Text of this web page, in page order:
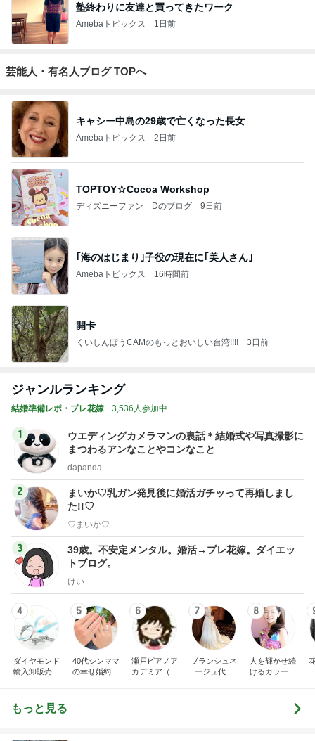
塾終わりに友達と買ってきたワーク
Amebaトピックス 1日前
芸能人・有名人ブログ TOPへ
キャシー中島の29歳で亡くなった長女
Amebaトピックス 2日前
TOPTOY☆Cocoa Workshop
ディズニーファン Dのブログ 9日前
｢海のはじまり｣子役の現在に｢美人さん｣
Amebaトピックス 16時間前
開卡
くいしんぼうCAMのもっとおいしい台湾!!!! 3日前
ジャンルランキング
結婚準備レポ・プレ花嫁 3,536人参加中
1
ウエディングカメラマンの裏話＊結婚式や写真撮影に
まつわるアンなことやコンなこと
dapanda
2
まいか♡乳ガン発見後に婚活ガチッって再婚しまし
た!!♡
♡まいか♡
3
39歳。不安定メンタル。婚活→プレ花嫁。ダイエッ
トブログ。
けい
4
ダイヤモンド
輸入卸販売
5
40代シンママ
の幸せ婚約日
6
瀬戸ピアノア
カデミア（瀬
7
ブランシュネ
ージュ代官
8
人を輝かせ続
けるカラーク
もっと見る